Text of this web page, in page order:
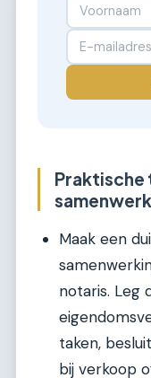
Praktische
Maak een
notaris. Leg
taken,
bij verkoop